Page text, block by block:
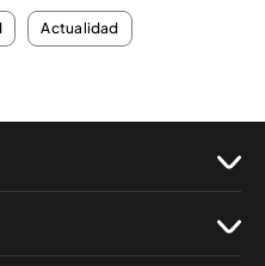
Actualidad